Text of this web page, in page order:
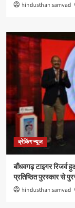
hindusthan samvad
ब्रेकिंग न्यूज
बाँधवगढ़ टाइगर रिजर्व
प्रतिष्ठित पुरस्कार से
hindusthan samvad